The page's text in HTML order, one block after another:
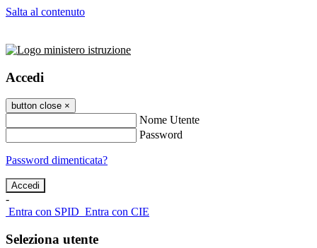
Salta al contenuto
Accedi
button close ×
Nome Utente
Password
Password dimenticata?
-
Entra con SPID Entra con CIE
Seleziona utente